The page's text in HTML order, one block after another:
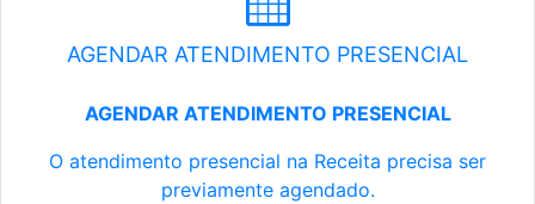
AGENDAR ATENDIMENTO PRESENCIAL
AGENDAR ATENDIMENTO PRESENCIAL
O atendimento presencial na Receita precisa ser
previamente agendado.